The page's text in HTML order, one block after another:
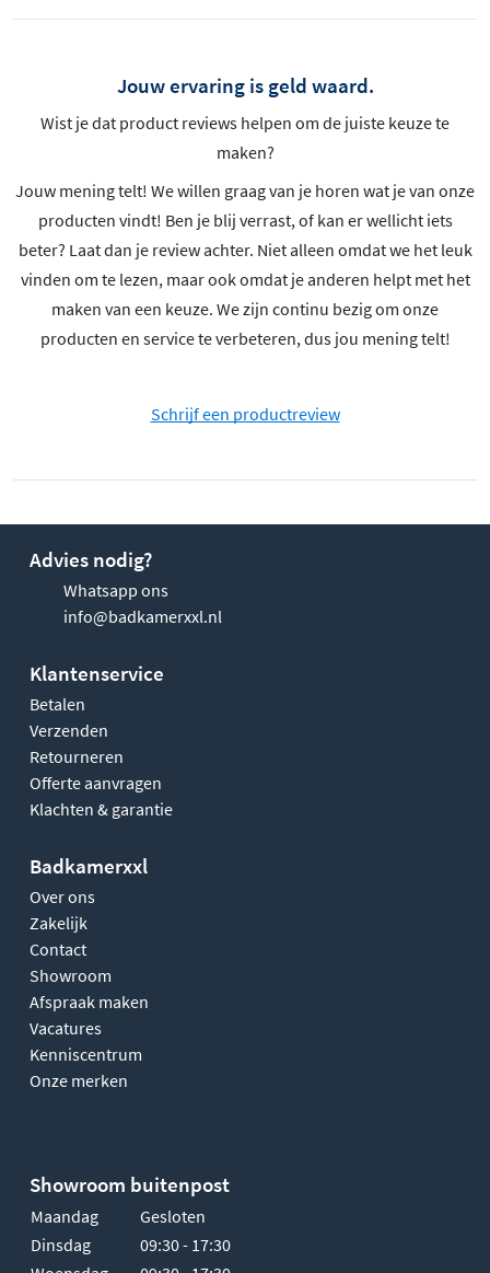
Jouw ervaring is geld waard.
Wist je dat product reviews helpen om de juiste keuze te
maken?
Jouw mening telt! We willen graag van je horen wat je van onze
producten vindt! Ben je blij verrast, of kan er wellicht iets
beter? Laat dan je review achter. Niet alleen omdat we het leuk
vinden om te lezen, maar ook omdat je anderen helpt met het
maken van een keuze. We zijn continu bezig om onze
producten en service te verbeteren, dus jou mening telt!
Schrijf een productreview
Advies nodig?
Whatsapp ons
info@badkamerxxl.nl
Klantenservice
Betalen
Verzenden
Retourneren
Offerte aanvragen
Klachten & garantie
Badkamerxxl
Over ons
Zakelijk
Contact
Showroom
Afspraak maken
Vacatures
Kenniscentrum
Onze merken
Showroom buitenpost
Maandag
Gesloten
Dinsdag
09:30 - 17:30